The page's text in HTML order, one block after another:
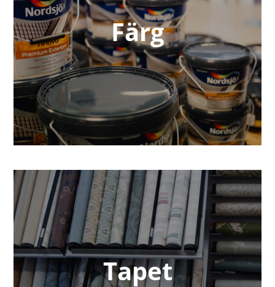
Färg
Tapet